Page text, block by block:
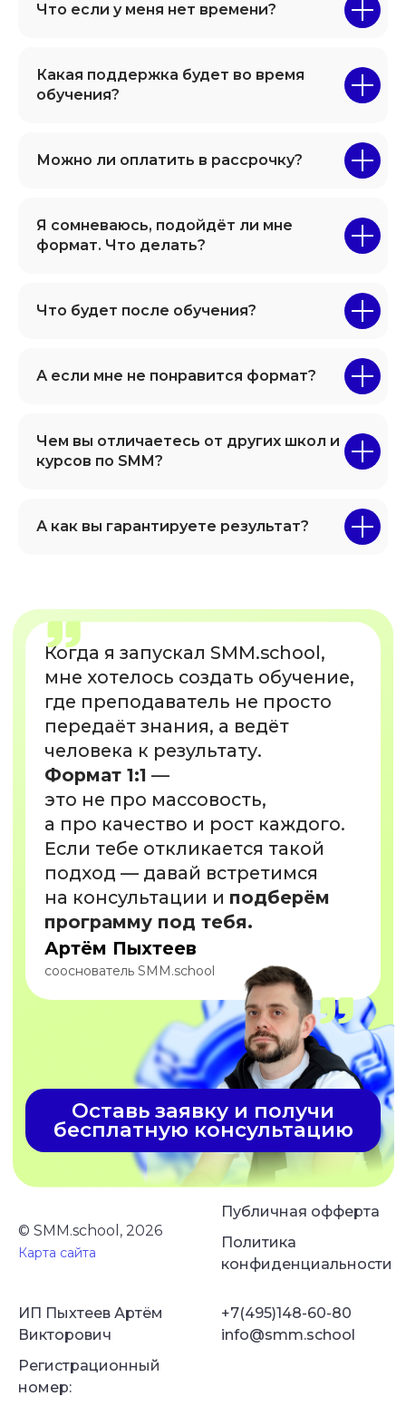
Что если у меня нет времени?
Какая поддержка будет во время
обучения?
Можно ли оплатить в рассрочку?
Я сомневаюсь, подойдёт ли мне
формат. Что делать?
Что будет после обучения?
А если мне не понравится формат?
Чем вы отличаетесь от других школ и
курсов по SMM?
А как вы гарантируете результат?
© SMM.school, 2026
Карта сайта
Публичная офферта
Политика
конфиденциальности
ИП Пыхтеев Артём
Викторович
Регистрационный
номер:
+7(495)148-60-80
info@smm.school